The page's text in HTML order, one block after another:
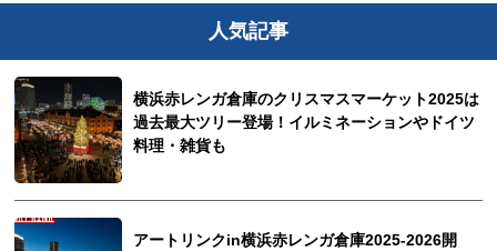
人気記事
横浜赤レンガ倉庫のクリスマスマーケット2025は
過去最大ツリー登場！イルミネーションやドイツ
料理・雑貨も
アートリンクin横浜赤レンガ倉庫2025-2026開